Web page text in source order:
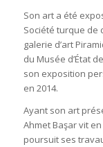
Son art a été
Société turque de
galerie d’art
du Musée d’État
son exposition
en 2014.
Ayant son art
Ahmet Başar vit
poursuit ses